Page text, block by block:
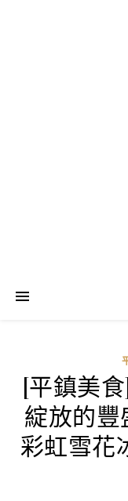
[平鎮美
綻放的
彩虹雪花